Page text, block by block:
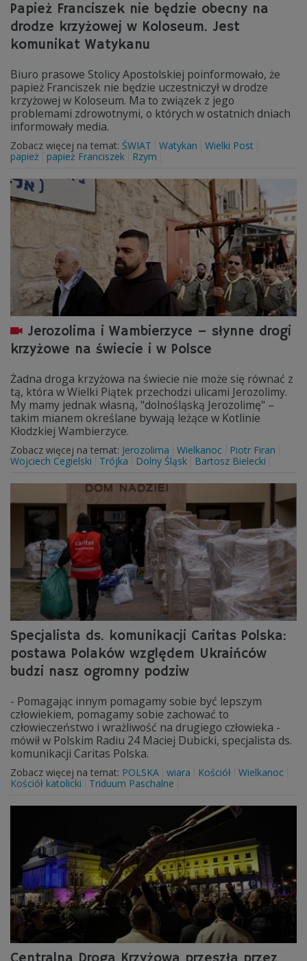
Papież Franciszek nie będzie obecny na
drodze krzyżowej w Koloseum. Jest
komunikat Watykanu
Biuro prasowe Stolicy Apostolskiej poinformowało, że
papież Franciszek nie będzie uczestniczył w drodze
krzyżowej w Koloseum. Ma to związek z jego
problemami zdrowotnymi, o których w ostatnich dniach
informowały media.
Zobacz więcej na temat: ŚWIAT Watykan
Wielki Post
papież
papież Franciszek Rzym
Jerozolima i Wambierzyce – słynne drogi
krzyżowe na świecie i w Polsce
Żadna droga krzyżowa na świecie nie może się równać z
tą, która w Wielki Piątek przechodzi ulicami Jerozolimy.
My mamy jednak własną, "dolnośląską Jerozolimę" –
takim mianem określane bywają leżące w Kotlinie
Kłodzkiej Wambierzyce.
Zobacz więcej na temat: Jerozolima Wielkanoc
Piotr Firan
Wojciech Cegielski
Trójka Dolny Śląsk Bartosz Bielecki
Specjalista ds. komunikacji Caritas Polska:
postawa Polaków względem Ukraińców
budzi nasz ogromny podziw
- Pomagając innym pomagamy sobie być lepszym
człowiekiem, pomagamy sobie zachować to
człowieczeństwo i wrażliwość na drugiego człowieka -
mówił w Polskim Radiu 24 Maciej Dubicki, specjalista ds.
komunikacji Caritas Polska.
Zobacz więcej na temat: POLSKA wiara Kościół Wielkanoc
Kościół katolicki
Triduum Paschalne